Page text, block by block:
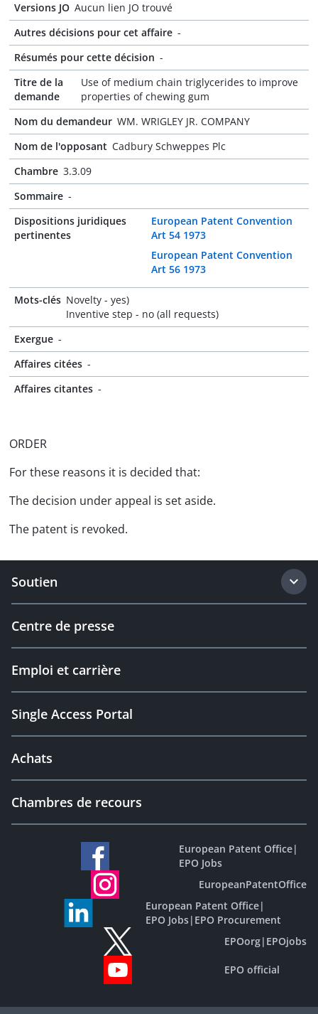
Versions JO Aucun lien JO trouvé
Autres décisions pour cet affaire -
Résumés pour cette décision -
Titre de la
demande
Use of medium chain triglycerides to improve
properties of chewing gum
Nom du demandeur WM. WRIGLEY JR. COMPANY
Nom de l'opposant Cadbury Schweppes Plc
Chambre 3.3.09
Sommaire -
Dispositions juridiques
pertinentes
European Patent Convention
Art 54 1973
European Patent Convention
Art 56 1973
Mots-clés Novelty - yes)
Inventive step - no (all requests)
Exergue -
Affaires citées -
Affaires citantes -
ORDER
For these reasons it is decided that:
The decision under appeal is set aside.
The patent is revoked.
Soutien
Centre de presse
Emploi et carrière
Single Access Portal
Achats
Chambres de recours
European Patent Office|
EPO Jobs
EuropeanPatentOffice
European Patent Office|
EPO Jobs| EPO Procurement
EPOorg| EPOjobs
EPO official